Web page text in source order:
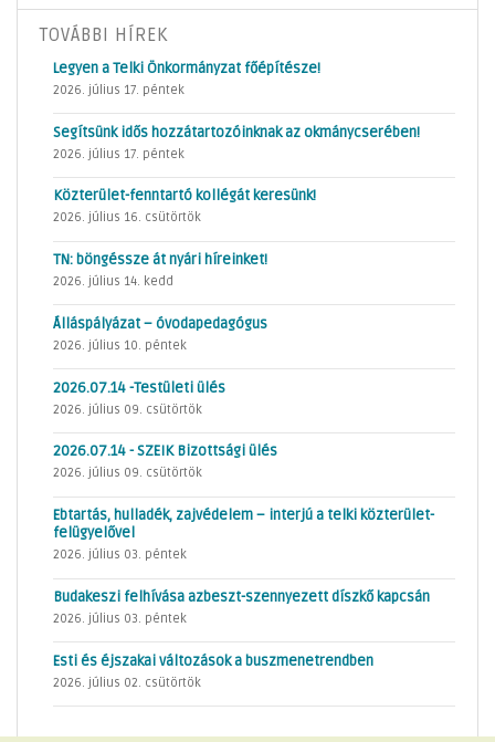
TOVÁBBI HÍREK
Legyen a Telki Önkormányzat főépítésze!
2026. július 17. péntek
Segítsünk idős hozzátartozóinknak az okmánycserében!
2026. július 17. péntek
Közterület-fenntartó kollégát keresünk!
2026. július 16. csütörtök
TN: böngéssze át nyári híreinket!
2026. július 14. kedd
Álláspályázat – óvodapedagógus
2026. július 10. péntek
2026.07.14 -Testületi ülés
2026. július 09. csütörtök
2026.07.14 - SZEIK Bizottsági ülés
2026. július 09. csütörtök
Ebtartás, hulladék, zajvédelem – interjú a telki közterület-
felügyelővel
2026. július 03. péntek
Budakeszi felhívása azbeszt-szennyezett díszkő kapcsán
2026. július 03. péntek
Esti és éjszakai változások a buszmenetrendben
2026. július 02. csütörtök